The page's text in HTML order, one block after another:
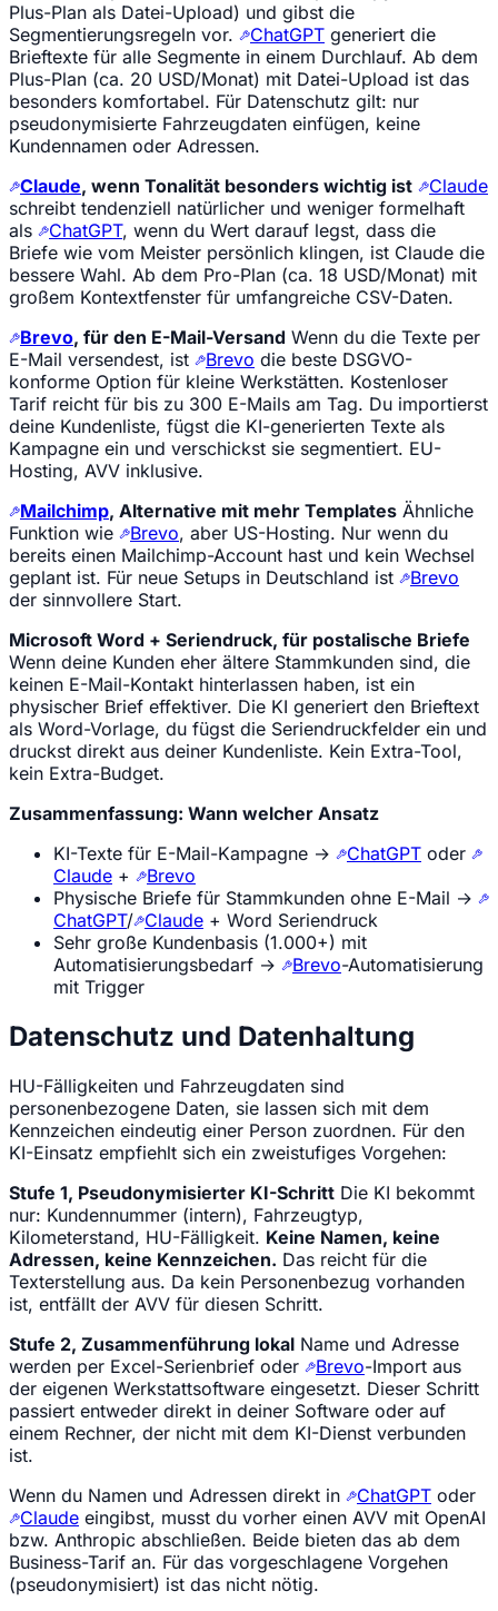
Plus-Plan als Datei-Upload) und gibst die
Segmentierungsregeln vor.
ChatGPT generiert die
Brieftexte für alle Segmente in einem Durchlauf. Ab dem
Plus-Plan (ca. 20 USD/Monat) mit Datei-Upload ist das
besonders komfortabel. Für Datenschutz gilt: nur
pseudonymisierte Fahrzeugdaten einfügen, keine
Kundennamen oder Adressen.
Claude, wenn Tonalität besonders wichtig ist
Claude
schreibt tendenziell natürlicher und weniger formelhaft
als
ChatGPT, wenn du Wert darauf legst, dass die
Briefe wie vom Meister persönlich klingen, ist Claude die
bessere Wahl. Ab dem Pro-Plan (ca. 18 USD/Monat) mit
großem Kontextfenster für umfangreiche CSV-Daten.
Brevo, für den E-Mail-Versand Wenn du die Texte per
E-Mail versendest, ist
Brevo die beste DSGVO-
konforme Option für kleine Werkstätten. Kostenloser
Tarif reicht für bis zu 300 E-Mails am Tag. Du importierst
deine Kundenliste, fügst die KI-generierten Texte als
Kampagne ein und verschickst sie segmentiert. EU-
Hosting, AVV inklusive.
Mailchimp, Alternative mit mehr Templates Ähnliche
Funktion wie
Brevo, aber US-Hosting. Nur wenn du
bereits einen Mailchimp-Account hast und kein Wechsel
geplant ist. Für neue Setups in Deutschland ist
Brevo
der sinnvollere Start.
Microsoft Word + Seriendruck, für postalische Briefe
Wenn deine Kunden eher ältere Stammkunden sind, die
keinen E-Mail-Kontakt hinterlassen haben, ist ein
physischer Brief effektiver. Die KI generiert den Brieftext
als Word-Vorlage, du fügst die Seriendruckfelder ein und
druckst direkt aus deiner Kundenliste. Kein Extra-Tool,
kein Extra-Budget.
Zusammenfassung: Wann welcher Ansatz
KI-Texte für E-Mail-Kampagne →
ChatGPT oder
Claude +
Brevo
Physische Briefe für Stammkunden ohne E-Mail →
ChatGPT/ Claude + Word Seriendruck
Sehr große Kundenbasis (1.000+) mit
Automatisierungsbedarf →
Brevo-Automatisierung
mit Trigger
Datenschutz und Datenhaltung
HU-Fälligkeiten und Fahrzeugdaten sind
personenbezogene Daten, sie lassen sich mit dem
Kennzeichen eindeutig einer Person zuordnen. Für den
KI-Einsatz empfiehlt sich ein zweistufiges Vorgehen:
Stufe 1, Pseudonymisierter KI-Schritt Die KI bekommt
nur: Kundennummer (intern), Fahrzeugtyp,
Kilometerstand, HU-Fälligkeit. Keine Namen, keine
Adressen, keine Kennzeichen. Das reicht für die
Texterstellung aus. Da kein Personenbezug vorhanden
ist, entfällt der AVV für diesen Schritt.
Stufe 2, Zusammenführung lokal Name und Adresse
werden per Excel-Serienbrief oder
Brevo-Import aus
der eigenen Werkstattsoftware eingesetzt. Dieser Schritt
passiert entweder direkt in deiner Software oder auf
einem Rechner, der nicht mit dem KI-Dienst verbunden
ist.
Wenn du Namen und Adressen direkt in
ChatGPT oder
Claude eingibst, musst du vorher einen AVV mit OpenAI
bzw. Anthropic abschließen. Beide bieten das ab dem
Business-Tarif an. Für das vorgeschlagene Vorgehen
(pseudonymisiert) ist das nicht nötig.